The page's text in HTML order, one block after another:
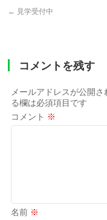
← 見学受付中
コメントを残す
メールアドレスが公開さ
る欄は必須項目です
コメント ※
名前 ※